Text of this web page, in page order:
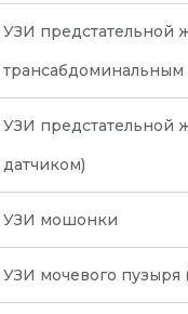
УЗИ предстательной
трансабдоминальным
УЗИ предстательной
датчиком)
УЗИ мошонки
УЗИ мочевого